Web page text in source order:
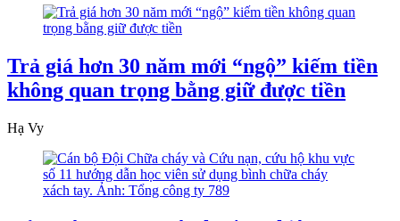
Trả giá hơn 30 năm mới “ngộ” kiếm tiền
không quan trọng bằng giữ được tiền
Hạ Vy